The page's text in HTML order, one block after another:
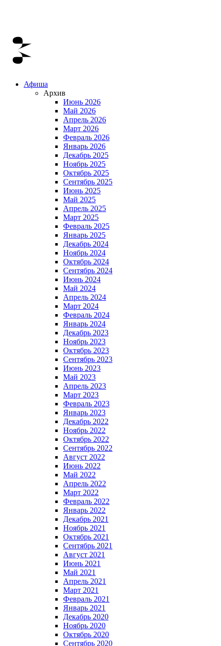
Афиша
Архив
Июнь 2026
Май 2026
Апрель 2026
Март 2026
Февраль 2026
Январь 2026
Декабрь 2025
Ноябрь 2025
Октябрь 2025
Сентябрь 2025
Июнь 2025
Май 2025
Апрель 2025
Март 2025
Февраль 2025
Январь 2025
Декабрь 2024
Ноябрь 2024
Октябрь 2024
Сентябрь 2024
Июнь 2024
Май 2024
Апрель 2024
Март 2024
Февраль 2024
Январь 2024
Декабрь 2023
Ноябрь 2023
Октябрь 2023
Сентябрь 2023
Июнь 2023
Май 2023
Апрель 2023
Март 2023
Февраль 2023
Январь 2023
Декабрь 2022
Ноябрь 2022
Октябрь 2022
Сентябрь 2022
Август 2022
Июнь 2022
Май 2022
Апрель 2022
Март 2022
Февраль 2022
Январь 2022
Декабрь 2021
Ноябрь 2021
Октябрь 2021
Сентябрь 2021
Август 2021
Июнь 2021
Май 2021
Апрель 2021
Март 2021
Февраль 2021
Январь 2021
Декабрь 2020
Ноябрь 2020
Октябрь 2020
Сентябрь 2020